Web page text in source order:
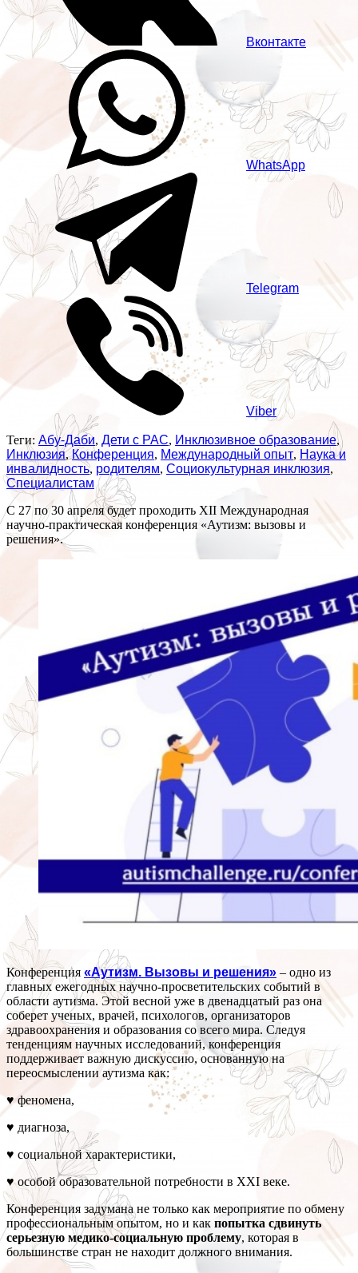
Вконтакте
WhatsApp
Telegram
Viber
Теги: Абу-Даби, Дети с РАС, Инклюзивное образование,
Инклюзия,Конференция, Международный опыт, Наука и
инвалидность, родителям, Социокультурная инклюзия,
Специалистам
С 27 по 30 апреля будет проходить XII Международная
научно-практическая конференция «Аутизм: вызовы и
решения».
Конференция «Аутизм. Вызовы и решения» – одно из
главных ежегодных научно-просветительских событий в
области аутизма. Этой весной уже в двенадцатый раз она
соберет ученых, врачей, психологов, организаторов
здравоохранения и образования со всего мира. Следуя
тенденциям научных исследований, конференция
поддерживает важную дискуссию, основанную на
переосмыслении аутизма как:
♥ феномена,
♥ диагноза,
♥ социальной характеристики,
♥ особой образовательной потребности в XXI веке.
Конференция задумана не только как мероприятие по обмену
профессиональным опытом, но и как попытка сдвинуть
серьезную медико-социальную проблему, которая в
большинстве стран не находит должного внимания.